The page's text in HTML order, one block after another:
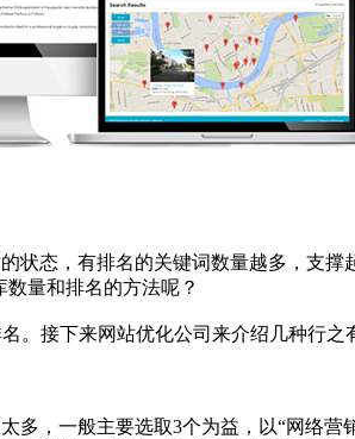
态，有排名的关键词数量越多，支撑
量和排名的方法呢？
接下来网站优化公司来介绍几种行之
一般主要选取3个为益，以“网络营